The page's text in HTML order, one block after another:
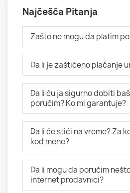
Najčešća Pitanja
Zašto ne mogu da platim
Da li je zaštićeno plaćanje
Da li ću ja sigurno dobiti
poručim? Ko mi garantuje?
Da li će stići na vreme? Za
kod mene?
Da li mogu da poručim
internet prodavnici?